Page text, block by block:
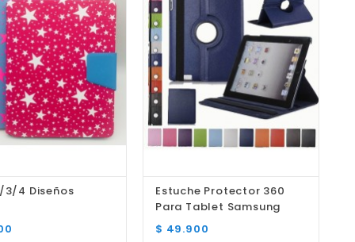
3/4 Diseños
Estuche Protector 360
Para Tablet Samsung
Precio
$ 49.900